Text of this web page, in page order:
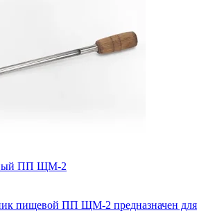
ПП ЩМ-2
пищевой ПП ЩМ-2 предназначен для